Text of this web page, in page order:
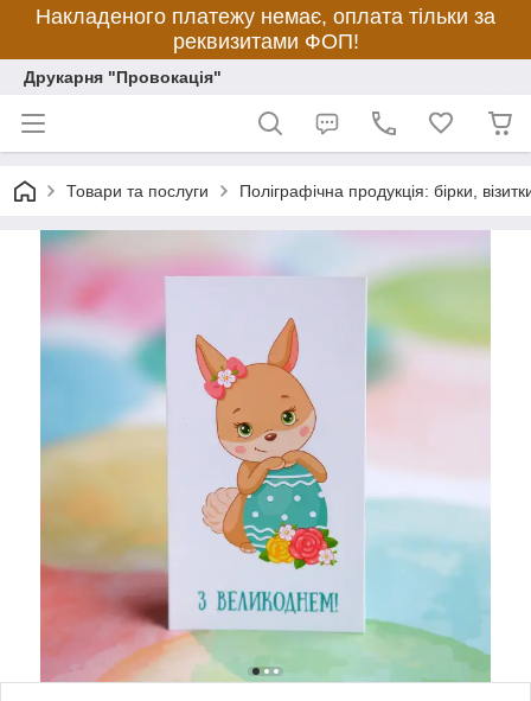
Накладеного платежу немає, оплата тільки за
реквизитами ФОП!
Друкарня "Провокація"
Товари та послуги Поліграфічна продукція: бірки,